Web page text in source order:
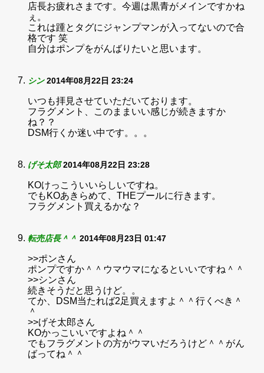
店長お疲れさまです。今週は黒青がメインですかね
ぇ。
これは踵とタグにジャンプマンが入ってないので合
格です 笑
自分はポンプをがんばりたいと思います。
シン 2014年08月22日 23:24
いつも拝見させていただいております。
フラグメント、このままいい感じが続きますか
ね？？
DSM行くか迷い中です。。。
げそ太郎 2014年08月22日 23:28
KOけっこういいらしいですね。
でもKOあきらめて、THEプールに行きます。
フラグメント買えるかな？
転売店長＾＾ 2014年08月23日 01:47
>>ポンさん
ポンプですか＾＾ウマウマになるといいですね＾＾
>>シンさん
続きそうだと思うけど。。
てか、DSM当たれば2足買えますよ＾＾行くべき＾
＾
>>げそ太郎さん
KOかっこいいですよね＾＾
でもフラグメントの方がウマいだろうけど＾＾がん
ばってね＾＾